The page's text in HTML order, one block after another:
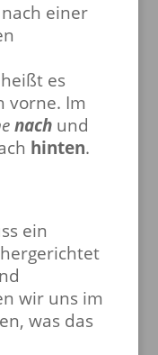
einer
es
vorne. Im
nachund
hinten.
ein
wir uns im
was das